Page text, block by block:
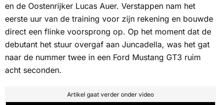
en de Oostenrijker Lucas Auer. Verstappen nam het
eerste uur van de training voor zijn rekening en bouwde
direct een flinke voorsprong op. Op het moment dat de
debutant het stuur overgaf aan Juncadella, was het gat
naar de nummer twee in een Ford Mustang GT3 ruim
acht seconden.
Artikel gaat verder onder video